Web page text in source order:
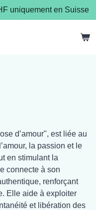
uniquement en Suisse
d’amour", est liée au
la passion et le
en stimulant la
connecte à son
renforçant
Elle aide à exploiter
et libération des